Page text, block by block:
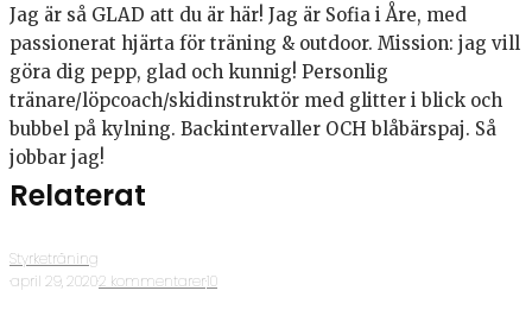
Jag är så GLAD att du är här! Jag är Sofia i Åre, med
passionerat hjärta för träning & outdoor. Mission: jag vill
göra dig pepp, glad och kunnig! Personlig
tränare/löpcoach/skidinstruktör med glitter i blick och
bubbel på kylning. Backintervaller OCH blåbärspaj. Så
jobbar jag!
Relaterat
Styrketräning
·april 29, 2020·2 kommentarer·10